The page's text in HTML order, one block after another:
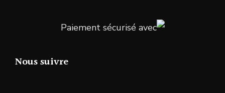
Paiement sécurisé avec
Nous suivre